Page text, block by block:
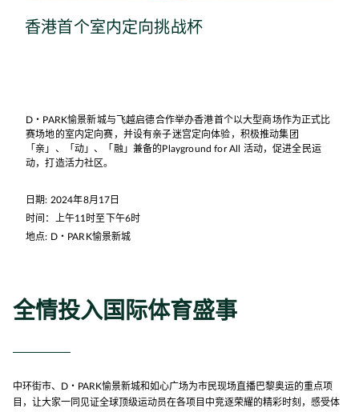
香港首个室内定向挑战杯
D・PARK愉景新城与飞越启德合作举办香港首个以大型商场作为正式比
赛场地的室内定向赛，并设有亲子迷宫定向体验，积极推动集团
「亲」、「动」、「融」兼备的Playground for All 活动，促进全民运
动，打造活力社区。
日期: 2024年8月17日
时间：上午11时至下午6时
地点: D・PARK愉景新城
全情投入国际体育盛事
中环街市、D・PARK愉景新城和如心广场为市民现场直播巴黎奥运的重点项
目，让大家一同见证全球顶级运动员在各项目中竞逐荣耀的精彩时刻，感受体